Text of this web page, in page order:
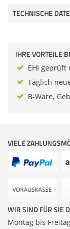
TECHNISCHE
IHRE VORTEILE
EHI
Täglich
B-Ware,
VIELE
WIR SIND FÜR SIE
Montag bis